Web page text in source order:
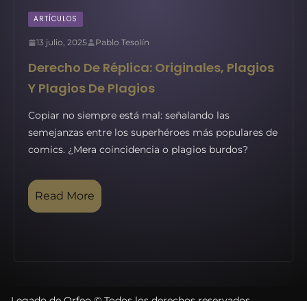
ARTÍCULOS
13 julio, 2025 Pablo Tesolín
Derecho De Réplica: Originales, Plagios
Y Plagios De Plagios
Copiar no siempre está mal: señalando las
semejanzas entre los superhéroes más populares de
comics. ¿Mera coincidencia o plagios burdos?
Read More